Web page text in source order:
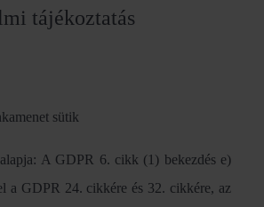
tájékoztatás
sütik
A GDPR 6. cikk (1) bekezdés e)
a GDPR 24. cikkére és 32. cikkére, az